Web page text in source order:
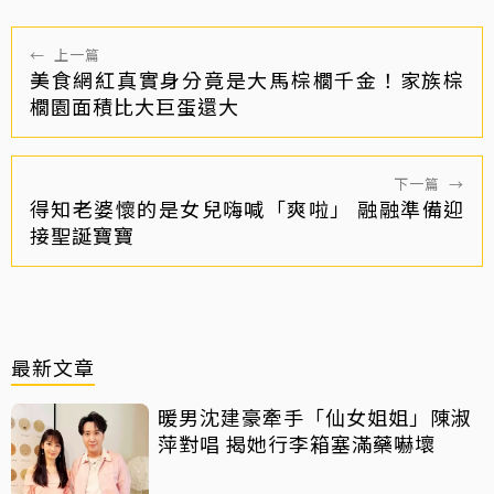
← 上一篇
美食網紅真實身分竟是大馬棕櫚千金！家族棕
櫚園面積比大巨蛋還大
下一篇 →
得知老婆懷的是女兒嗨喊「爽啦」 融融準備迎
接聖誕寶寶
最新文章
暖男沈建豪牽手「仙女姐姐」陳淑
萍對唱 揭她行李箱塞滿藥嚇壞